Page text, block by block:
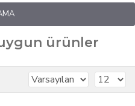
ürünler